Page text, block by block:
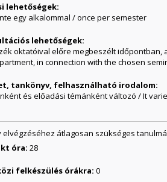
lehetőségek:
egy alkalommal / once per semester
lehetőségek:
oktatóival előre megbeszélt
in connection with the chosen
tankönyv, felhasználható irodalom:
és előadási témánként változó / It
elvégzéséhez átlagosan szükséges
óra:28
felkészülés órákra:0